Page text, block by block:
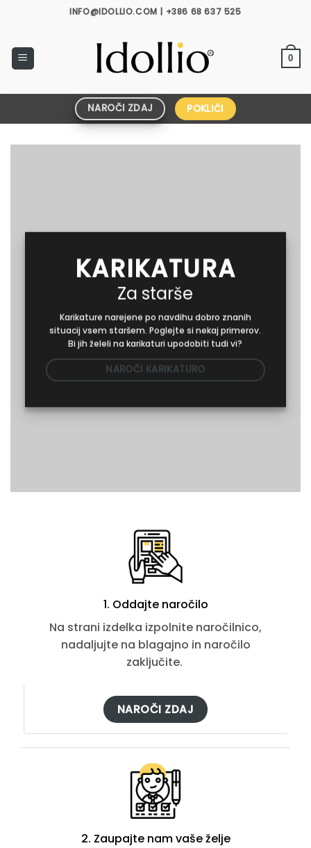
INFO@IDOLLIO.COM | +386 68 637 525
0
NAROČI ZDAJ POKLIČI
KARIKATURA
Za starše
Karikature narejene po navdihu dobro znanih
situacij vsem staršem. Poglejte si nekaj primerov.
Bi jih želeli na karikaturi upodobiti tudi vi?
NAROČI KARIKATURO
1. Oddajte naročilo
Na strani izdelka izpolnite naročilnico,
nadaljujte na blagajno in naročilo
zaključite.
NAROČI ZDAJ
2. Zaupajte nam vaše želje